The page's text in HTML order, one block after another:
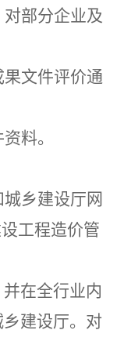
对部分企业及
果文件评价通
料。
乡建设厅网
工程造价管
并在全行业内
建设厅。 对